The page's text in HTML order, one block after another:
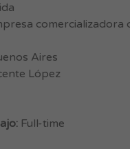
comercializadora
Aires
López
Full-time